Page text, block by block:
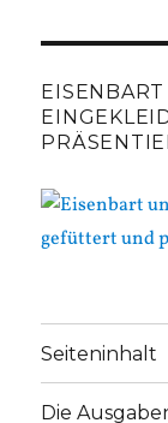
Seiteninhalt
Die